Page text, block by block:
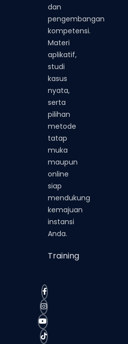
dan
pengembangan
kompetensi.
Materi
aplikatif,
studi
kasus
nyata,
serta
pilihan
metode
tatap
muka
maupun
online
siap
mendukung
kemajuan
instansi
Anda.
Training